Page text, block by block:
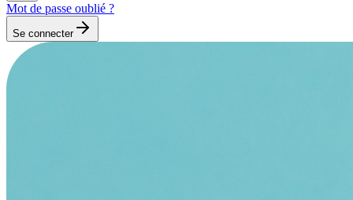
Mot de passe oublié ?
Se connecter